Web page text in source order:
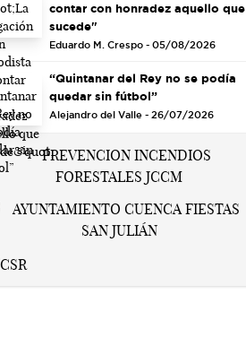
contar con honradez aquello que
sucede"
Eduardo M. Crespo - 05/08/2026
“Quintanar del Rey no se podía
quedar sin fútbol”
Alejandro del Valle - 26/07/2026